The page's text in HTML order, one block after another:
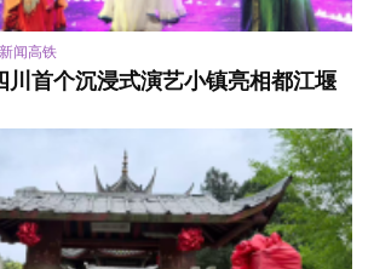
新闻高铁
川首个沉浸式演艺小镇亮相都江堰